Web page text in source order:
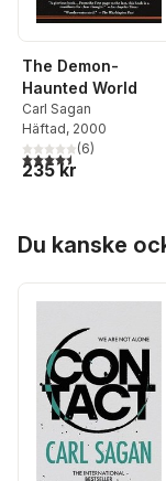
The Demon-
Haunted World
Carl Sagan
Häftad, 2000
4,5utav 5 stjärnor.
(6)
235 kr
Du kanske